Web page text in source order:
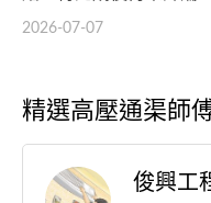
2026-07-07
精選高壓通渠師
俊興工